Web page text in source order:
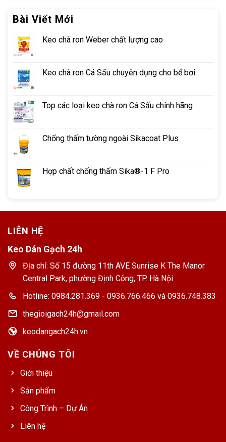
Bài Viết Mới
Keo chà ron Weber chất lượng cao
Keo chà ron Cá Sấu chuyên dụng cho bể bơi
Top các loại keo chà ron Cá Sấu chính hãng
Chống thấm tường ngoài Sikacoat Plus
Hợp chất chống thấm Sika®-1 F Pro
LIÊN HỆ
Keo Dán Gạch 24h
Địa chỉ: Số 15 đường 11th AVE Sunrise K The Manor
Central Park, phường Định Công, TP. Hà Nội
Hotline: 0984.281.369 - 0936.766.466 và 0936.748.383
thegioigach24h@gmail.com
keodangach24h.vn
VỀ CHÚNG TÔI
Giới thiệu
Sản phẩm
Công Trình – Dự Án
Liên hệ